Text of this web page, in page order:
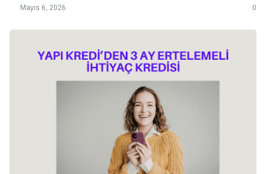
Mayıs 6, 2026 0